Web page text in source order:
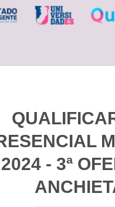
2024 - 3ª